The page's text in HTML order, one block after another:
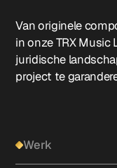
Van originele
in onze TRX Music
juridische
project te
Werk